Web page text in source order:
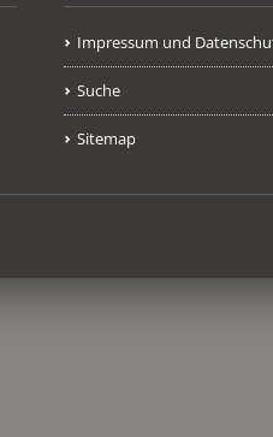
Impressum und
Suche
Sitemap